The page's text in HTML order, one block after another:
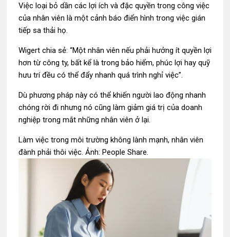
Việc loại bỏ dần các lợi ích và đặc quyền trong công việc
của nhân viên là một cảnh báo điển hình trong việc gián
tiếp sa thải họ.
Wigert chia sẻ: “Một nhân viên nếu phải hưởng ít quyền lợi
hơn từ công ty, bất kể là trong bảo hiểm, phúc lợi hay quỹ
hưu trí đều có thể đẩy nhanh quá trình nghỉ việc”.
Dù phương pháp này có thể khiến người lao động nhanh
chóng rời đi nhưng nó cũng làm giảm giá trị của doanh
nghiệp trong mắt những nhân viên ở lại.
Làm việc trong môi trường không lành mạnh, nhân viên
đành phải thôi việc. Ảnh: People Share.